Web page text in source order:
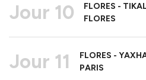
Jour 10
FLORES -
FLORES
Jour 11
FLORES -
PARIS